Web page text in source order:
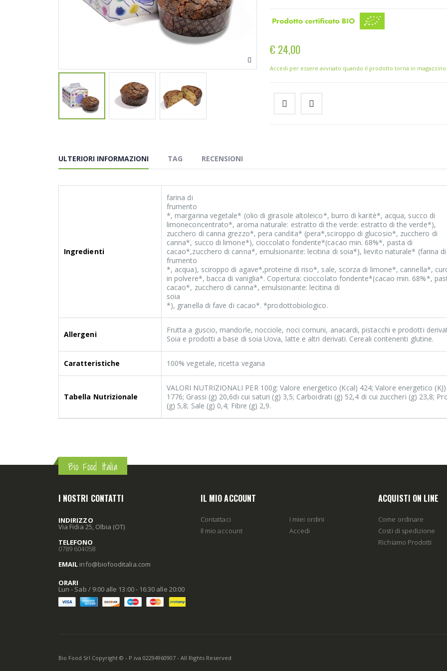
€ 24,00
Accedi per essere avvisato quando il prodotto torna in magazzino.
ULTERIORI INFORMAZIONI TAG RECENSIONI
Ingredienti
farina di
frumento
*, margarina vegetale* (olio di girasole altoleico*, burro di karitè*, acqua, succo di
limoneconcentrato*, aroma naturale: estratto di the verde: estratto di the verde*),
zucchero di canna grezzo*, pera candita* (pera*,sciroppo di glucosio*, zucchero di
canna*, succo di limone*), cioccolato fondente*(cacao min. 68%*, pasta di
cacao*,zucchero di canna*, emulsionante: lecitina di soia*), lievito naturale* (farina di
frumento
*, acqua), sciroppo di agave*,proteine di riso*, sale, scorza di limone*, cannella*,
in polvere*, bacca di vaniglia*. Copertura: cioccolato fondente*(cacao min. 68%*,
cacao*, zucchero di canna*, emulsionante: lecitina di
soia
*), granella di fave di cacao*. *prodottobiologico.
Allergeni
Frutta a guscio, mandorle, nocciole, noci comuni, anacardi, pistacchi e prodotti
Soia e prodotti a base di soia Uova, latte e altri derivati. Cereali contenenti glutine.
Caratteristiche 100% vegetale, ricetta vegana
Tabella Nutrizionale
VALORI NUTRIZIONALI PER 100g: Valore energetico (Kcal) 424; Valore energetico (KJ)
1776; Grassi (g) 20,6di cui saturi (g) 3,5; Carboidrati (g) 52,4 di cui zuccheri (g) 23,8;
(g) 5,8; Sale (g) 0,4; Fibre (g) 2,9.
Bio Food Italia
I NOSTRI CONTATTI
INDIRIZZO
Via Fidia 25, Olbia (OT)
TELEFONO
0789 604058
EMAIL info@biofooditalia.com
ORARI
Lun - Sab / 9:00 alle 13:00 - 16:30 alle 20:00
IL MIO ACCOUNT
Contattaci
Il mio account
I miei ordini
Accedi
ACQUISTI ON LINE
Come ordinare
Costi di spedizione
Richiamo Prodotti
Bio Food Srl Copyright © - P.iva 02294960907 - All Rights Reserved